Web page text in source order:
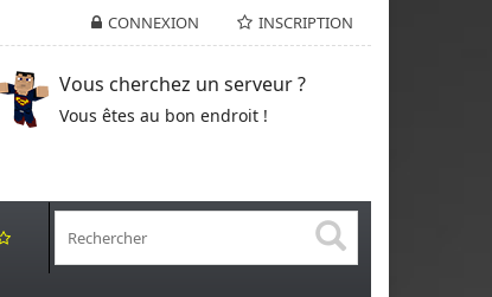
CONNEXION INSCRIPTION
Vous cherchez un serveur ?
Vous êtes au bon endroit !